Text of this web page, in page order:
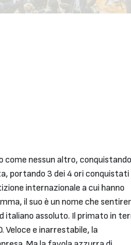
come nessun altro, conquistando
portando 3 dei 4 ori conquistati
internazionale a cui hanno
il suo è un nome che
italiano assoluto. Il primato in
e inarrestabile, la